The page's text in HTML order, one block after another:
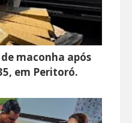
de maconha após
em Peritoró.